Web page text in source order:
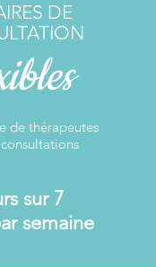
DE
de thérapeutes
sur 7
semaine